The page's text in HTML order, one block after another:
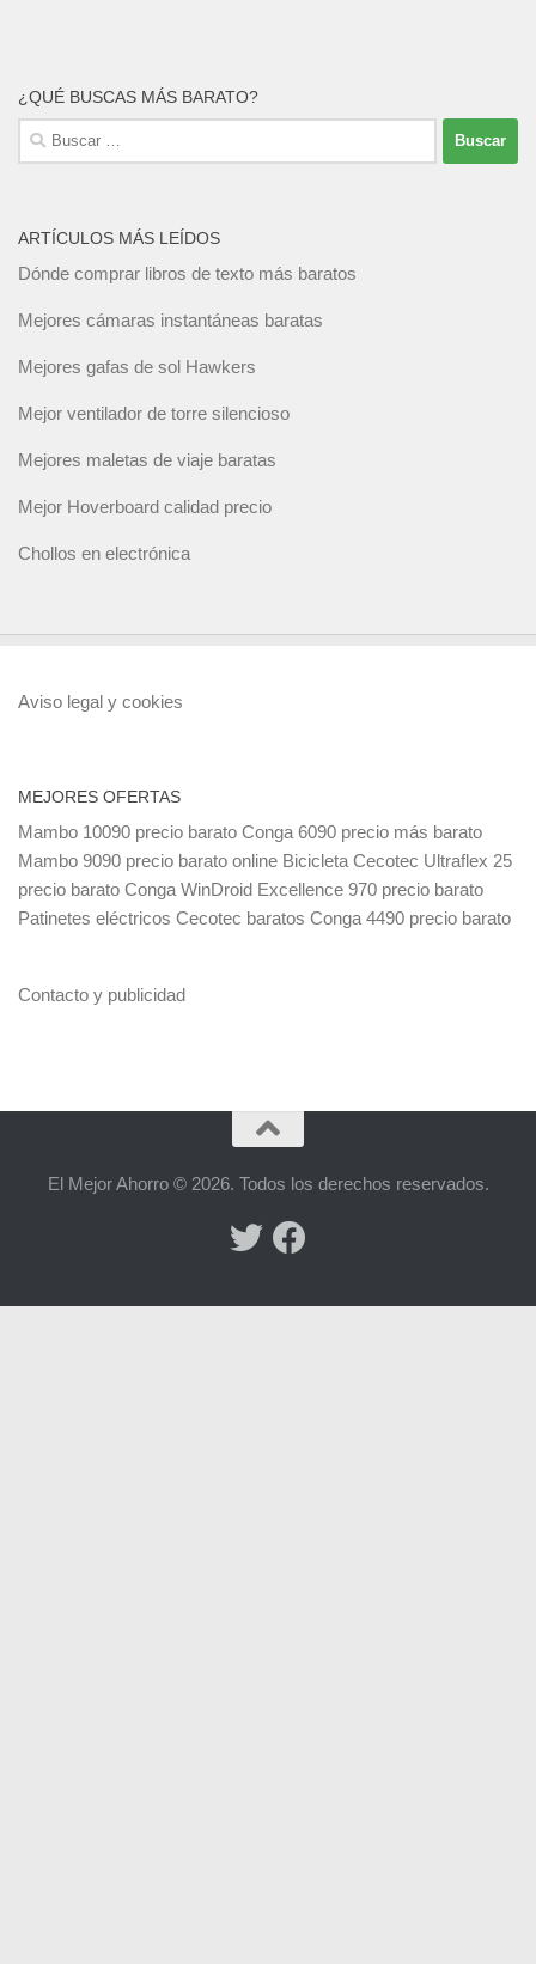
¿QUÉ BUSCAS MÁS BARATO?
Buscar:
ARTÍCULOS MÁS LEÍDOS
Dónde comprar libros de texto más baratos
Mejores cámaras instantáneas baratas
Mejores gafas de sol Hawkers
Mejor ventilador de torre silencioso
Mejores maletas de viaje baratas
Mejor Hoverboard calidad precio
Chollos en electrónica
Aviso legal y cookies
MEJORES OFERTAS
Mambo 10090 precio barato Conga 6090 precio más barato
Mambo 9090 precio barato online Bicicleta Cecotec Ultraflex 25
precio barato Conga WinDroid Excellence 970 precio barato
Patinetes eléctricos Cecotec baratos Conga 4490 precio barato
Contacto y publicidad
El Mejor Ahorro © 2026. Todos los derechos reservados.